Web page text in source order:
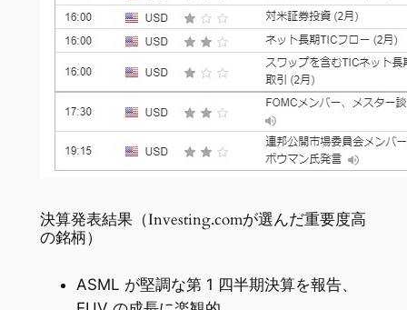
決算発表結果（Investing.comが選んだ重要度高
の銘柄）
ASML が堅調な第 1 四半期決算を報告、